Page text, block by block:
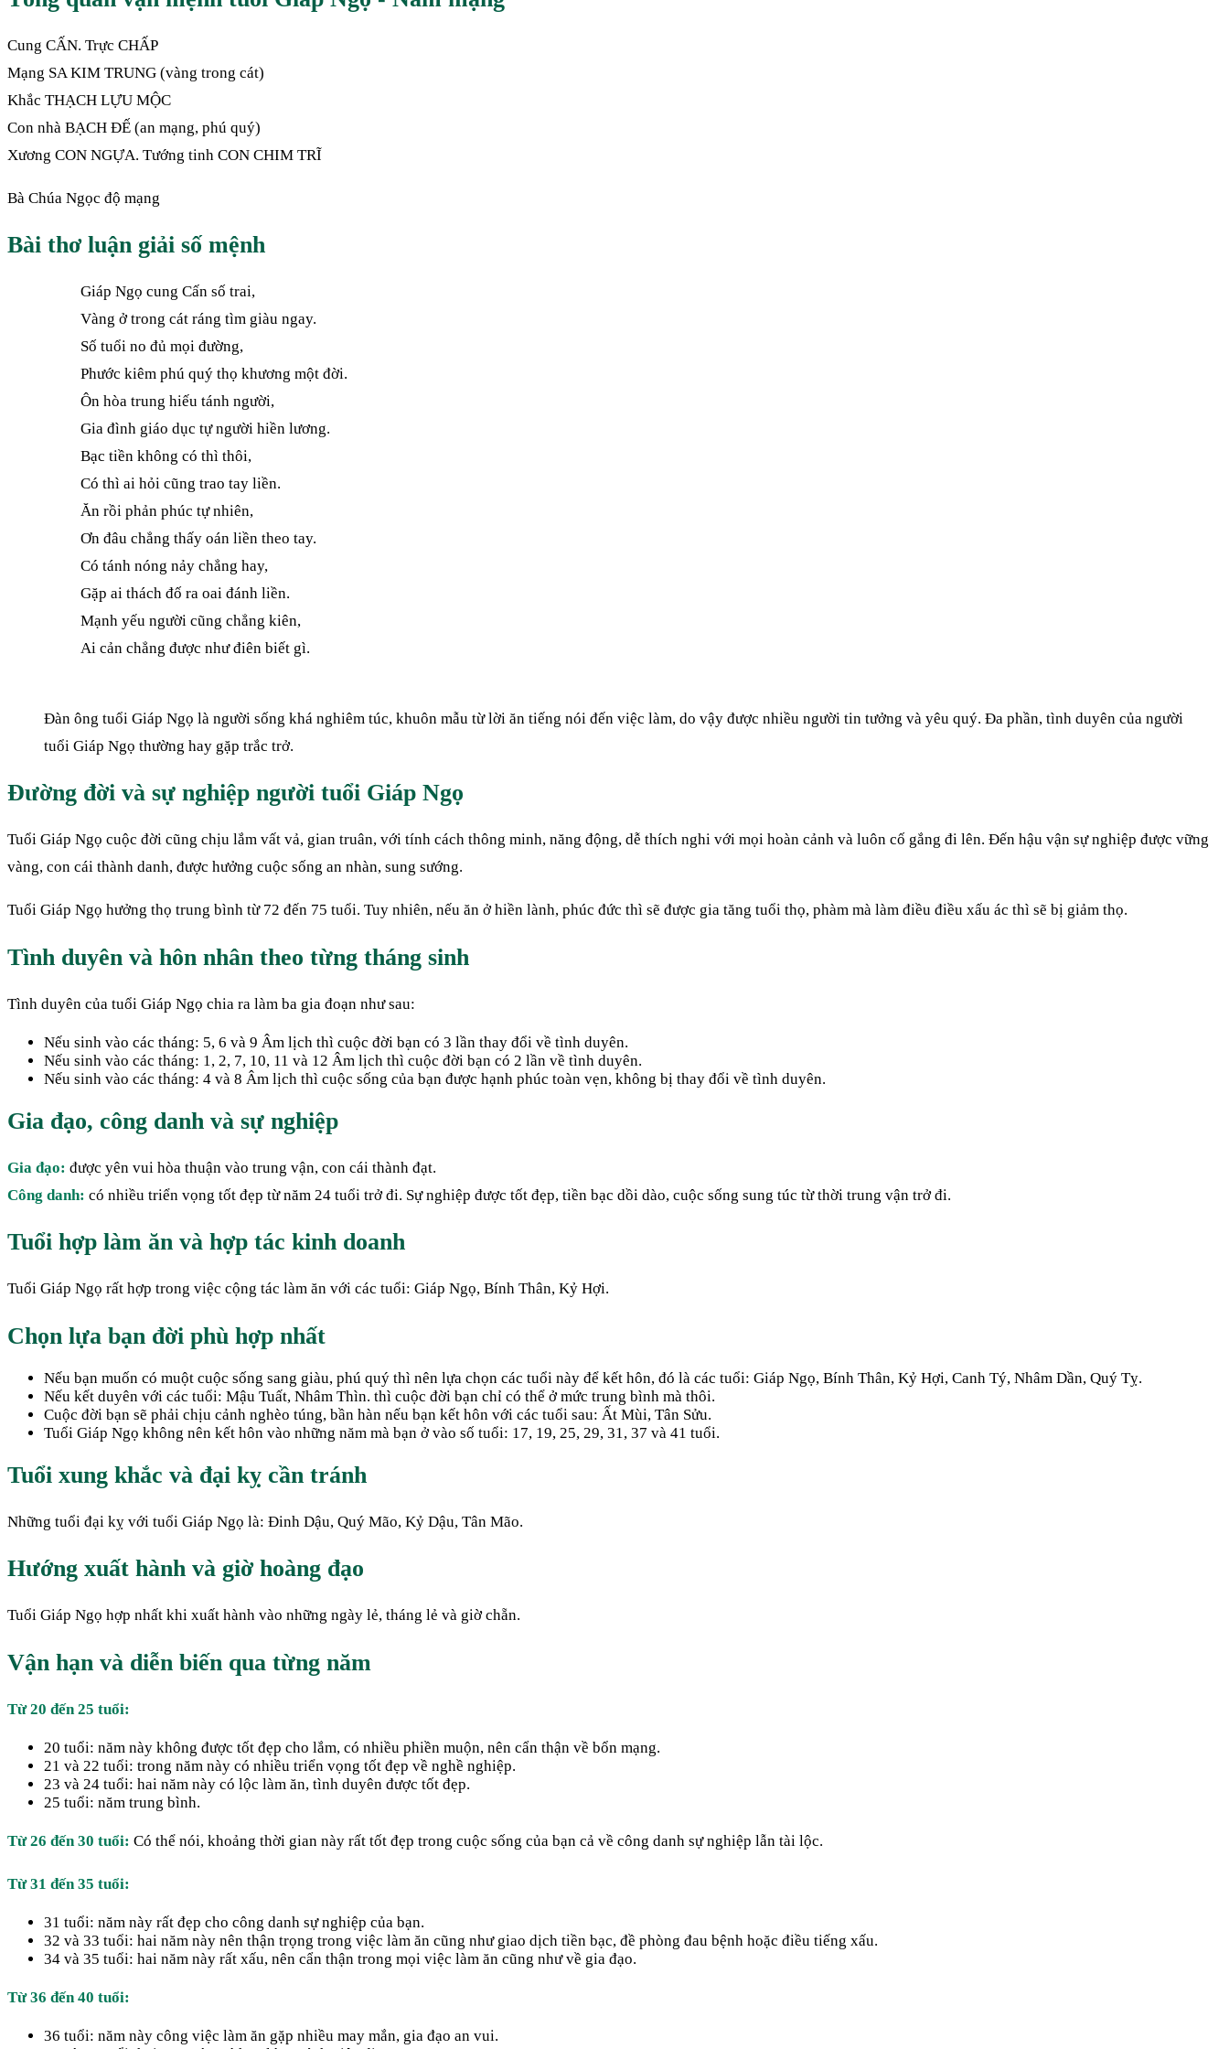
Cung CẤN. Trực CHẤP
Mạng SA KIM TRUNG (vàng trong cát)
Khắc THẠCH LỰU MỘC
Con nhà BẠCH ĐẾ (an mạng, phú quý)
Xương CON NGỰA. Tướng tinh CON CHIM TRĨ
Bà Chúa Ngọc độ mạng
Bài thơ luận giải số mệnh
Giáp Ngọ cung Cấn số trai,
Vàng ở trong cát ráng tìm giàu ngay.
Số tuổi no đủ mọi đường,
Phước kiêm phú quý thọ khương một đời.
Ôn hòa trung hiếu tánh người,
Gia đình giáo dục tự người hiền lương.
Bạc tiền không có thì thôi,
Có thì ai hỏi cũng trao tay liền.
Ăn rồi phản phúc tự nhiên,
Ơn đâu chẳng thấy oán liền theo tay.
Có tánh nóng nảy chẳng hay,
Gặp ai thách đố ra oai đánh liền.
Mạnh yếu người cũng chẳng kiên,
Ai cản chẳng được như điên biết gì.
Đàn ông tuổi Giáp Ngọ là người sống khá nghiêm túc, khuôn mẫu từ lời ăn tiếng nói đến việc làm, do vậy được nhiều người tin tưởng và yêu quý. Đa phần, tình duyên của người
tuổi Giáp Ngọ thường hay gặp trắc trở.
Đường đời và sự nghiệp người tuổi Giáp Ngọ
Tuổi Giáp Ngọ cuộc đời cũng chịu lắm vất vả, gian truân, với tính cách thông minh, năng động, dễ thích nghi với mọi hoàn cảnh và luôn cố gắng đi lên. Đến hậu vận sự nghiệp được vững
vàng, con cái thành danh, được hưởng cuộc sống an nhàn, sung sướng.
Tuổi Giáp Ngọ hưởng thọ trung bình từ 72 đến 75 tuổi. Tuy nhiên, nếu ăn ở hiền lành, phúc đức thì sẽ được gia tăng tuổi thọ, phàm mà làm điều điều xấu ác thì sẽ bị giảm thọ.
Tình duyên và hôn nhân theo từng tháng sinh
Tình duyên của tuổi Giáp Ngọ chia ra làm ba gia đoạn như sau:
Nếu sinh vào các tháng: 5, 6 và 9 Âm lịch thì cuộc đời bạn có 3 lần thay đổi về tình duyên.
Nếu sinh vào các tháng: 1, 2, 7, 10, 11 và 12 Âm lịch thì cuộc đời bạn có 2 lần về tình duyên.
Nếu sinh vào các tháng: 4 và 8 Âm lịch thì cuộc sống của bạn được hạnh phúc toàn vẹn, không bị thay đổi về tình duyên.
Gia đạo, công danh và sự nghiệp
Gia đạo: được yên vui hòa thuận vào trung vận, con cái thành đạt.
Công danh: có nhiều triển vọng tốt đẹp từ năm 24 tuổi trở đi. Sự nghiệp được tốt đẹp, tiền bạc dồi dào, cuộc sống sung túc từ thời trung vận trở đi.
Tuổi hợp làm ăn và hợp tác kinh doanh
Tuổi Giáp Ngọ rất hợp trong việc cộng tác làm ăn với các tuổi: Giáp Ngọ, Bính Thân, Kỷ Hợi.
Chọn lựa bạn đời phù hợp nhất
Nếu bạn muốn có muột cuộc sống sang giàu, phú quý thì nên lựa chọn các tuổi này để kết hôn, đó là các tuổi: Giáp Ngọ, Bính Thân, Kỷ Hợi, Canh Tý, Nhâm Dần, Quý Tỵ.
Nếu kết duyên với các tuổi: Mậu Tuất, Nhâm Thìn. thì cuộc đời bạn chỉ có thể ở mức trung bình mà thôi.
Cuộc đời bạn sẽ phải chịu cảnh nghèo túng, bần hàn nếu bạn kết hôn với các tuổi sau: Ất Mùi, Tân Sửu.
Tuổi Giáp Ngọ không nên kết hôn vào những năm mà bạn ở vào số tuổi: 17, 19, 25, 29, 31, 37 và 41 tuổi.
Tuổi xung khắc và đại kỵ cần tránh
Những tuổi đại kỵ với tuổi Giáp Ngọ là: Đinh Dậu, Quý Mão, Kỷ Dậu, Tân Mão.
Hướng xuất hành và giờ hoàng đạo
Tuổi Giáp Ngọ hợp nhất khi xuất hành vào những ngày lẻ, tháng lẻ và giờ chẵn.
Vận hạn và diễn biến qua từng năm
Từ 20 đến 25 tuổi:
20 tuổi: năm này không được tốt đẹp cho lắm, có nhiều phiền muộn, nên cẩn thận về bổn mạng.
21 và 22 tuổi: trong năm này có nhiều triển vọng tốt đẹp về nghề nghiệp.
23 và 24 tuổi: hai năm này có lộc làm ăn, tình duyên được tốt đẹp.
25 tuổi: năm trung bình.
Từ 26 đến 30 tuổi: Có thể nói, khoảng thời gian này rất tốt đẹp trong cuộc sống của bạn cả về công danh sự nghiệp lẫn tài lộc.
Từ 31 đến 35 tuổi:
31 tuổi: năm này rất đẹp cho công danh sự nghiệp của bạn.
32 và 33 tuổi: hai năm này nên thận trọng trong việc làm ăn cũng như giao dịch tiền bạc, đề phòng đau bệnh hoặc điều tiếng xấu.
34 và 35 tuổi: hai năm này rất xấu, nên cẩn thận trong mọi việc làm ăn cũng như về gia đạo.
Từ 36 đến 40 tuổi:
36 tuổi: năm này công việc làm ăn gặp nhiều may mắn, gia đạo an vui.